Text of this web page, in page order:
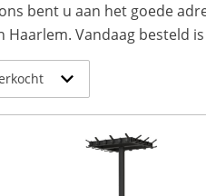
bent u aan het goede
Vandaag besteld